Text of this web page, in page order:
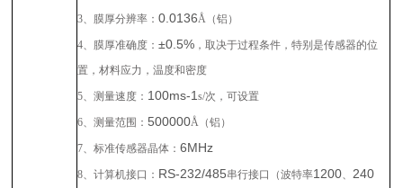
3、膜厚分辨率：0.0136Å （铝 ）
4、膜厚准确度：±0.5% ，取决于过程条件，特别是传感器的位
置，材料应力，温度和密度
5、测量速度： 100ms-1s/次 ，可设置
6、测量范围：500000Å （铝 ）
7、标准传感器晶体：6MHz
8、计算机接口： RS-232/485串行接口 （波特率1200、240